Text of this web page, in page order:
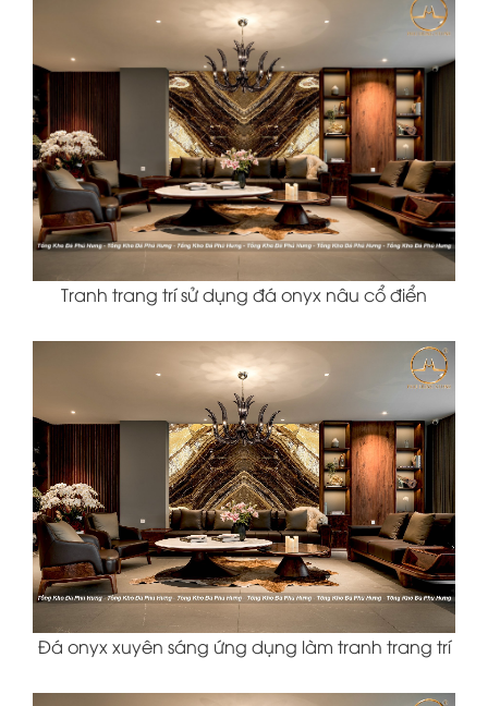
Tranh trang trí sử dụng đá onyx nâu cổ điển
Đá onyx xuyên sáng ứng dụng làm tranh trang trí